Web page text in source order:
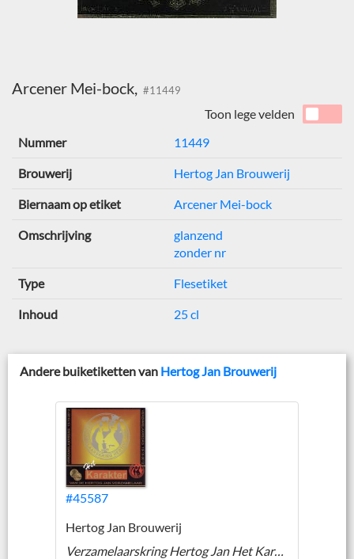
Arcener Mei-bock, #11449
Toon lege velden
Nummer
11449
Brouwerij Hertog Jan Brouwerij
Biernaam op etiket Arcener Mei-bock
Omschrijving
glanzend
zonder nr
Type Flesetiket
Inhoud 25 cl
Andere buiketiketten van Hertog Jan Brouwerij
#45587
Hertog Jan Brouwerij
Verzamelaarskring Hertog Jan Het Karakter